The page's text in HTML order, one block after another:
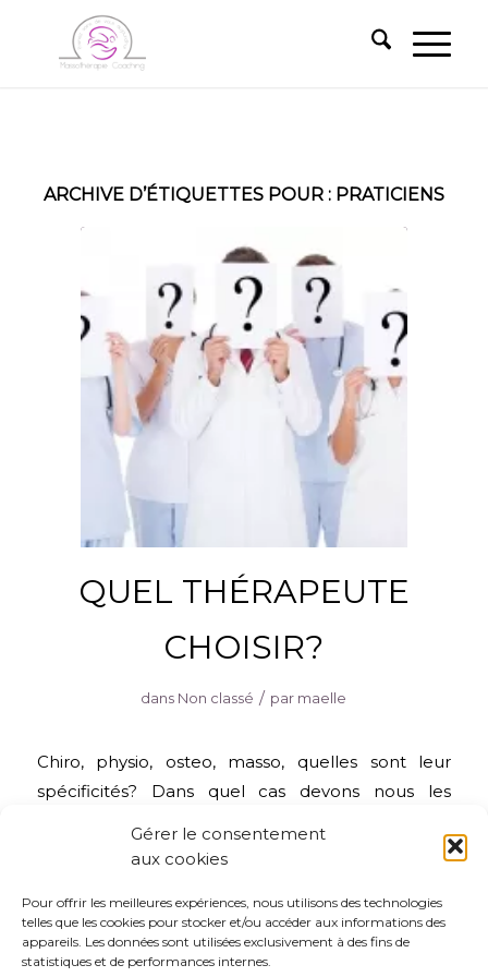
Gérer le consentement
aux cookies
Pour offrir les meilleures expériences, nous utilisons des technologies
telles que les cookies pour stocker et/ou accéder aux informations des
appareils. Les données sont utilisées exclusivement à des fins de
statistiques et de performances internes.
ARCHIVE D’ÉTIQUETTES POUR : PRATICIENS
QUEL THÉRAPEUTE
CHOISIR?
dans Non classé / par maelle
Chiro, physio, osteo, masso, quelles sont leur
spécificités? Dans quel cas devons nous les
savoir quel professionnel choisir.
Lire la suite